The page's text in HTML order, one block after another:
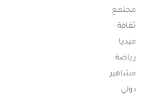
مجتمع
ثقافة
ميديا
رياضة
مشاهير
دولي